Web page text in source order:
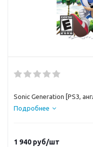
Sonic Generation [PS3,
Подробнее
1 940 руб/шт